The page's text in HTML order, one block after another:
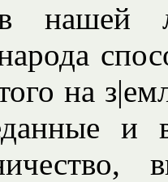
в нашей
на
и